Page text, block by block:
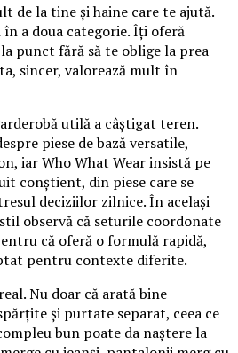
de la tine și haine care te ajută.
a doua categorie. Îți oferă
punct fără să te oblige la prea
sincer, valorează mult în
utilă a câștigat teren.
piese de bază versatile,
iar Who What Wear insistă pe
conștient, din piese care se
deciziilor zilnice. În același
observă că seturile coordonate
că oferă o formulă rapidă,
pentru contexte diferite.
Nu doar că arată bine
și purtate separat, ceea ce
bun poate da naștere la